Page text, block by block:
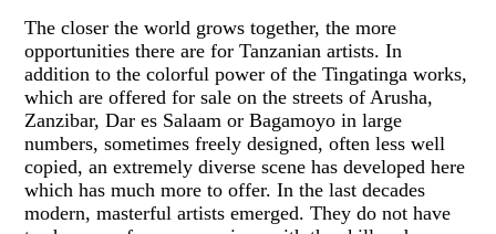
The closer the world grows together, the more
opportunities there are for Tanzanian artists. In
addition to the colorful power of the Tingatinga works,
which are offered for sale on the streets of Arusha,
Zanzibar, Dar es Salaam or Bagamoyo in large
numbers, sometimes freely designed, often less well
copied, an extremely diverse scene has developed here
which has much more to offer. In the last decades
modern, masterful artists emerged. They do not have